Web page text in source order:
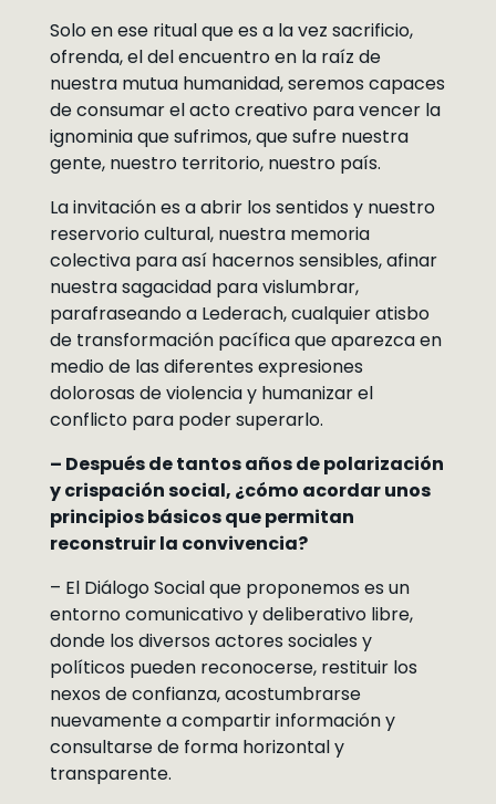
Solo en ese ritual que es a la vez sacrificio,
ofrenda, el del encuentro en la raíz de
nuestra mutua humanidad, seremos capaces
de consumar el acto creativo para vencer la
ignominia que sufrimos, que sufre nuestra
gente, nuestro territorio, nuestro país.
La invitación es a abrir los sentidos y nuestro
reservorio cultural, nuestra memoria
colectiva para así hacernos sensibles, afinar
nuestra sagacidad para vislumbrar,
parafraseando a Lederach, cualquier atisbo
de transformación pacífica que aparezca en
medio de las diferentes expresiones
dolorosas de violencia y humanizar el
conflicto para poder superarlo.
– Después de tantos años de polarización
y crispación social, ¿cómo acordar unos
principios básicos que permitan
reconstruir la convivencia?
– El Diálogo Social que proponemos es un
entorno comunicativo y deliberativo libre,
donde los diversos actores sociales y
políticos pueden reconocerse, restituir los
nexos de confianza, acostumbrarse
nuevamente a compartir información y
consultarse de forma horizontal y
transparente.